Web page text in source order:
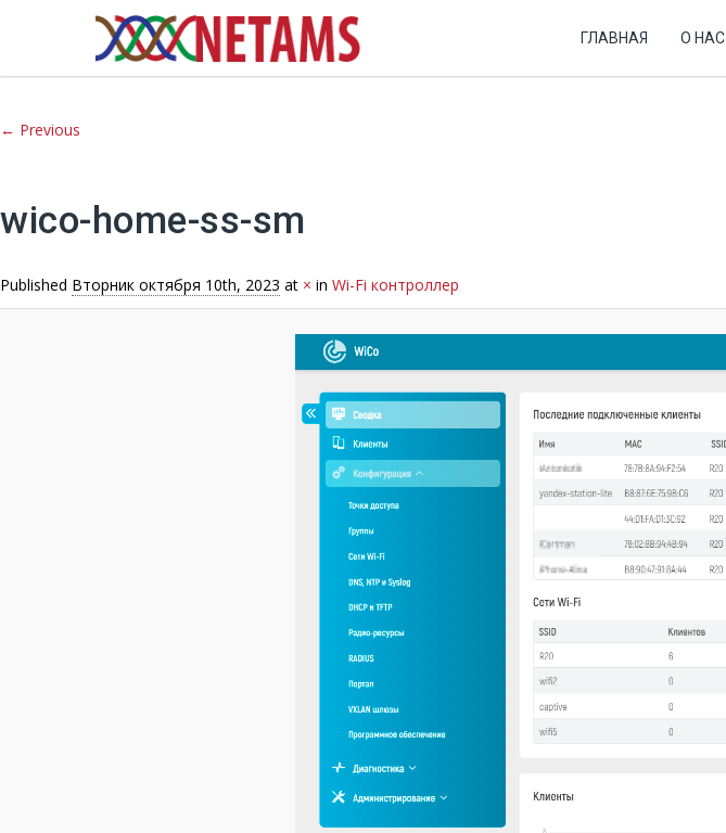
ГЛАВНАЯ О НАС
Image navigation
← Previous
wico-home-ss-sm
Published Вторник октября 10th, 2023 at × in Wi-Fi контроллер